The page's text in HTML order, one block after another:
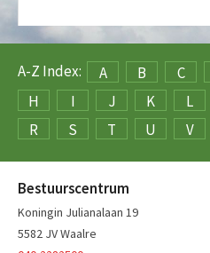
A-Z Index: A B C
H
I J K L
R
S T U V
Bestuurscentrum
Koningin Julianalaan 19
5582 JV Waalre